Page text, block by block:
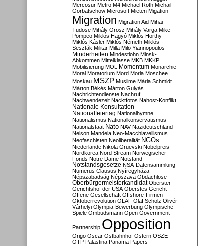
Mercosur Metro M4 Michael Roth Michail
Gorbatschow Microsoft Mieten Migation
Migration Migration Aid Mihai
Tudose Mihály Orosz Mihály Varga Mike
Pompeo Miklós Hagyó Miklós Horthy
Miklós Kásler Miklós Németh Miklós
Seszták Militär Milla Milo Yiannopoulos
Minderheiten Mindestlohn Minsk-
Abkommen Mittelklasse MKB MKKP
Mobilisierung MOL Momentum Monarchie
Moral Moratorium Mord Moria Moschee
Moskau MSZP Muslime Mária Schmidt
Márton Békés Márton Gulyás
Nachrichtendienste Nachruf
Nachwendezeit Nacktfotos Nahost-Konflikt
Nationale Konsultation
Nationalfeiertag Nationalhymne
Nationalismus Nationalkonservatismus
Nationalstaat Nato NAV Nazideutschland
Nelson Mandela Neo-Macchiavellismus
Neofaschisten Neoliberalität NGOs
Niederlande Nikola Gruevski Nobelpreis
Nordkorea Nord Stream Norwegischer
Fonds Notre Dame Notstand
Notstandsgesetze NSA-Datensammlung
Numerus Clausus Nyíregyháza
Népszabadság Népszava Obdachlose
Oberbürgermeisterkandidat Oberster
Gerichtshof der USA Oberstes Gericht
Offene Gesellschaft Offshore-Firmen
Oktoberrevolution OLAF Olaf Scholz Olivér
Várhelyi Olympia-Bewerbung Olympische
Spiele Ombudsmann Open Government
Partnership Opposition
Origo Oscar Ostbahnhof Ostern OSZE
OTP Palästina Panama Papers